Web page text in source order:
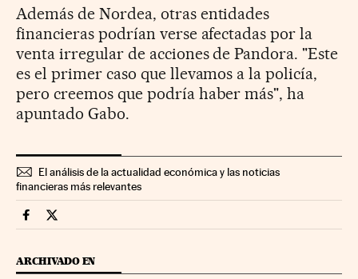
Además de Nordea, otras entidades
financieras podrían verse afectadas por la
venta irregular de acciones de Pandora. "Este
es el primer caso que llevamos a la policía,
pero creemos que podría haber más", ha
apuntado Gabo.
El análisis de la actualidad económica y las noticias
financieras más relevantes
Companias Cinco Días en Facebook
Companias Cinco Días en Twitter
ARCHIVADO EN